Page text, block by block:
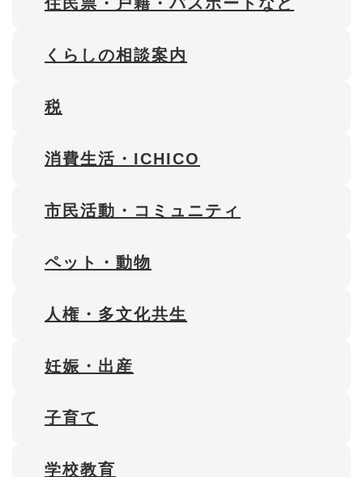
くらしの相談案内
税
消費生活・ICHICO
市民活動・コミュニティ
ペット・動物
人権・多文化共生
妊娠・出産
子育て
学校教育